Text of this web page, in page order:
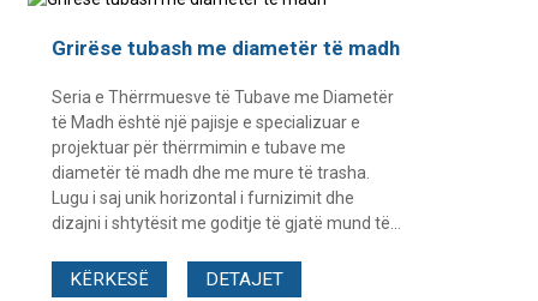
Grirëse tubash me diametër të madh
Seria e Thërrmuesve të Tubave me Diametër
të Madh është një pajisje e specializuar e
projektuar për thërrmimin e tubave me
diametër të madh dhe me mure të trasha.
Lugu i saj unik horizontal i furnizimit dhe
dizajni i shtytësit me goditje të gjatë mund të...
KËRKESË DETAJET